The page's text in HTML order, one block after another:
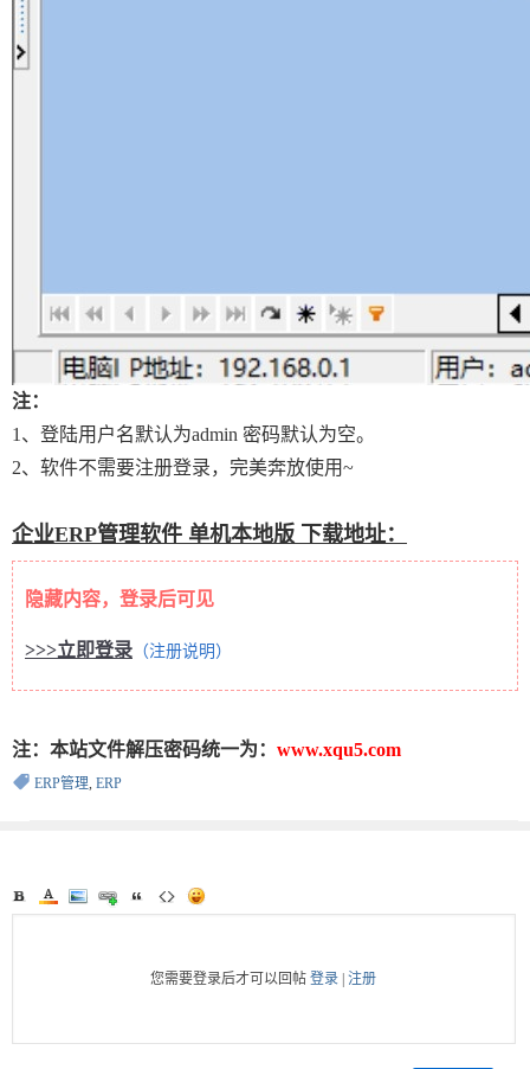
注：
1、登陆用户名默认为admin 密码默认为空。
2、软件不需要注册登录，完美奔放使用~
企业ERP管理软件 单机本地版 下载地址：
隐藏内容，登录后可见
>>>立即登录 （注册说明）
注：本站文件解压密码统一为： www.xqu5.com
ERP管理, ERP
您需要登录后才可以回帖登录 |注册